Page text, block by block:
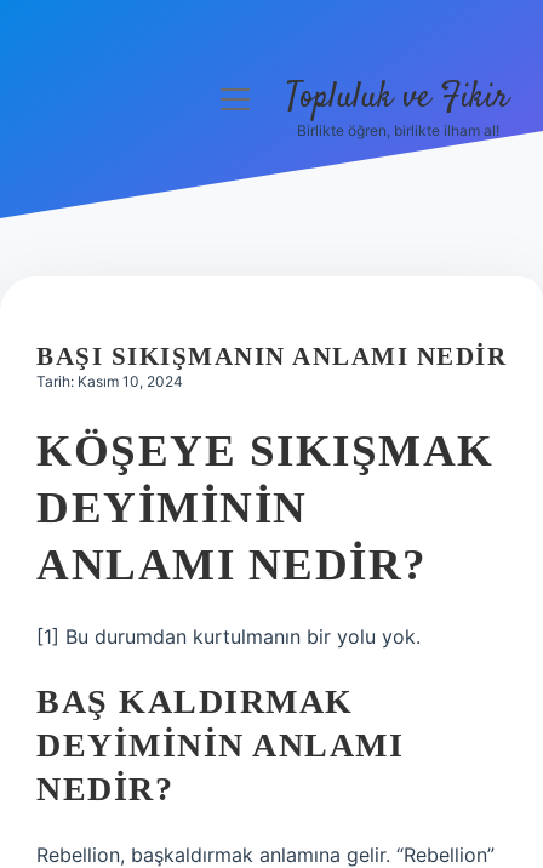
Hakkımızda
menüyüTopluluk ve Fikir
Birlikte öğren, birlikte ilham al!
BAŞI SIKIŞMANIN ANLAMI NEDIR
Tarih: Kasım 10, 2024
KÖŞEYE SIKIŞMAK
DEYIMININ
ANLAMI NEDIR?
[1] Bu durumdan kurtulmanın bir yolu yok.
BAŞ KALDIRMAK
DEYIMININ ANLAMI
NEDIR?
Rebellion, başkaldırmak anlamına gelir. “Rebellion”